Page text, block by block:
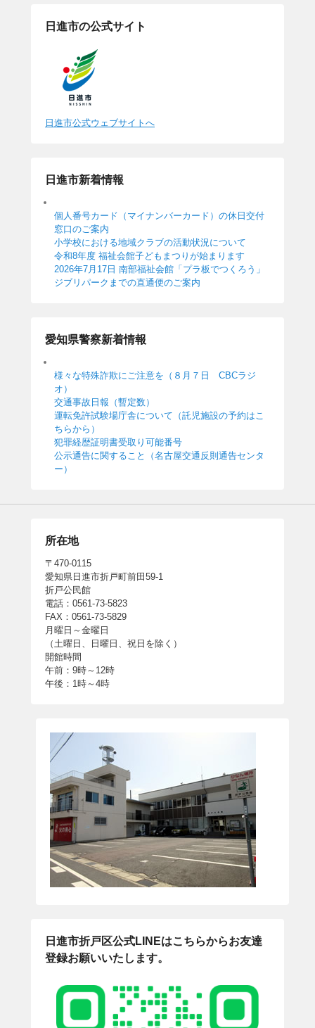
日進市の公式サイト
日進市公式ウェブサイトへ
日進市新着情報
個人番号カード（マイナンバーカード）の休日交付
窓口のご案内
小学校における地域クラブの活動状況について
令和8年度 福祉会館子どもまつりが始まります
2026年7月17日 南部福祉会館「プラ板でつくろう」
ジブリパークまでの直通便のご案内
愛知県警察新着情報
様々な特殊詐欺にご注意を（８月７日 CBCラジ
オ）
交通事故日報（暫定数）
運転免許試験場庁舎について（託児施設の予約はこ
ちらから）
犯罪経歴証明書受取り可能番号
公示通告に関すること（名古屋交通反則通告センタ
ー）
所在地
〒470-0115
愛知県日進市折戸町前田59-1
折戸公民館
電話：0561-73-5823
FAX：0561-73-5829
月曜日～金曜日
（土曜日、日曜日、祝日を除く）
開館時間
午前：9時～12時
午後：1時～4時
日進市折戸区公式LINEはこちらからお友達
登録お願いいたします。